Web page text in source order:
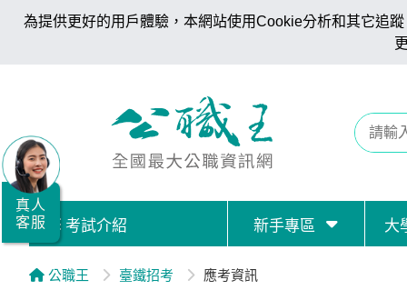
為提供更好的用戶體驗，本網站使用Cookie分析和其它追
考試介紹 新手專區 大
公職王 臺鐵招考 應考資訊
真人
客服
職/
就
業/
證